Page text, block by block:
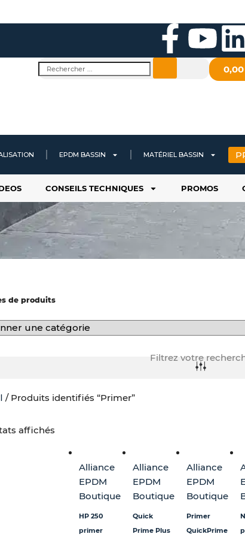
F
a
e
b
o
o
k
Y
o
t
u
b
e
i
i
Rechercher
EPDM BASSIN MATÉRIEL BASSIN
CONSEILS TECHNIQUES PROMOS
de produits
Filtrez votre
/ Produits identifiés “Primer”
affichés
Alliance
EPDM
Boutique
HP 250
primer
24,00 €
à
48,00 €
plusieurs
variations.
options
peuvent
Alliance
EPDM
Boutique
Quick
Prime Plus
Alliance
EPDM
Boutique
Primer
QuickPrime